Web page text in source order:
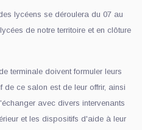
lycéens se déroulera du 07 au
de notre territoire et en clôture
terminale doivent formuler leurs
ce salon est de leur offrir, ainsi
avec divers intervenants
et les dispositifs d'aide à leur